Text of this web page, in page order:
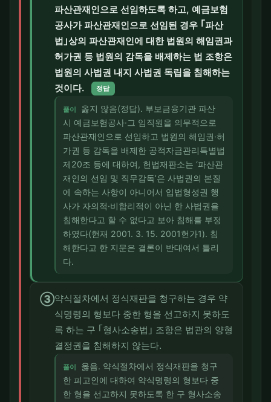
파산관재인으로 선임하도록 하고, 예금보험
공사가 파산관재인으로 선임된 경우 ｢파산
법｣상의 파산관재인에 대한 법원의 해임권과
허가권 등 법원의 감독을 배제하는 법 조항은
법원의 사법권 내지 사법권 독립을 침해하는
것이다.
정답
풀이
옳지 않음(정답). 부보금융기관 파산
시 예금보험공사·그 임직원을 의무적으로
파산관재인으로 선임하고 법원의 해임권·허
가권 등 감독을 배제한 공적자금관리특별법
제20조 등에 대하여, 헌법재판소는 ‘파산관
재인의 선임 및 직무감독’은 사법권의 본질
에 속하는 사항이 아니어서 입법형성권 행
사가 자의적·비합리적이 아닌 한 사법권을
침해한다고 할 수 없다고 보아 침해를 부정
하였다(헌재 2001. 3. 15. 2001헌가1). 침
해한다고 한 지문은 결론이 반대여서 틀리
다.
③약식절차에서 정식재판을 청구하는 경우 약
식명령의 형보다 중한 형을 선고하지 못하도
록 하는 구 ｢형사소송법｣ 조항은 법관의 양형
결정권을 침해하지 않는다.
풀이
옳음. 약식절차에서 정식재판을 청구
한 피고인에 대하여 약식명령의 형보다 중
한 형을 선고하지 못하도록 한 구 형사소송